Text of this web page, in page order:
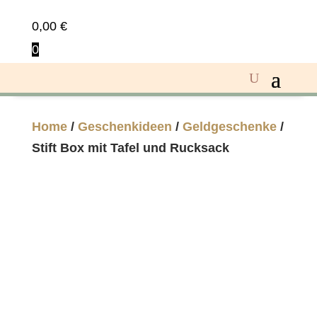
0,00 €
0
Home/ Geschenkideen / Geldgeschenke/
Stift Box mit Tafel und Rucksack